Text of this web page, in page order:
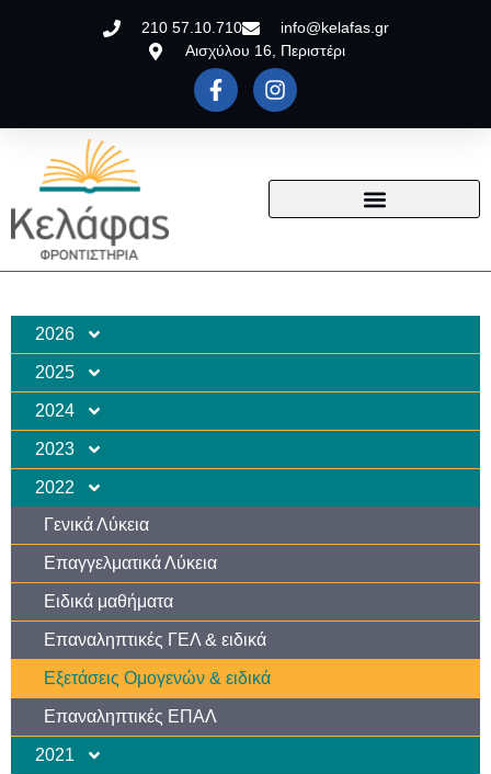
210 57.10.710
info@kelafas.gr
Αισχύλου 16, Περιστέρι
2026
2025
2024
2023
2022
Γενικά Λύκεια
Επαγγελματικά Λύκεια
Ειδικά μαθήματα
Επαναληπτικές ΓΕΛ & ειδικά
Εξετάσεις Ομογενών & ειδικά
Επαναληπτικές ΕΠΑΛ
2021